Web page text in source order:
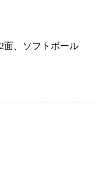
、ソフトボール